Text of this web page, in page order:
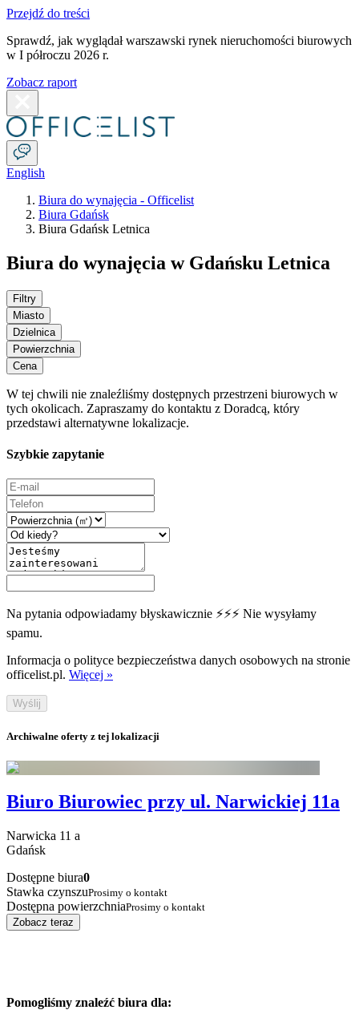
Przejdź do treści
Sprawdź, jak wyglądał warszawski rynek nieruchomości biurowych
w I półroczu 2026 r.
Zobacz raport
English
Biura do wynajęcia - Officelist
Biura Gdańsk
Biura Gdańsk Letnica
Biura do wynajęcia w Gdańsku Letnica
Filtry
Miasto
Dzielnica
Powierzchnia
Cena
W tej chwili nie znaleźliśmy dostępnych przestrzeni biurowych w
tych okolicach. Zapraszamy do kontaktu z Doradcą, który
przedstawi alternatywne lokalizacje.
Szybkie zapytanie
Na pytania odpowiadamy błyskawicznie ⚡⚡⚡ Nie wysyłamy
spamu.
Informacja o polityce bezpieczeństwa danych osobowych na stronie
officelist.pl. Więcej »
Wyślij
Archiwalne oferty z tej lokalizacji
Biuro Biurowiec przy ul. Narwickiej 11a
Narwicka 11 a
Gdańsk
Dostępne biura0
Stawka czynszuProsimy o kontakt
Dostępna powierzchniaProsimy o kontakt
Zobacz teraz
Pomogliśmy znaleźć biura dla: